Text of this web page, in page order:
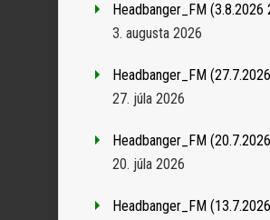
Headbanger_FM (3.8.2026
3. augusta 2026
Headbanger_FM
27. júla 2026
Headbanger_FM
20. júla 2026
Headbanger_FM